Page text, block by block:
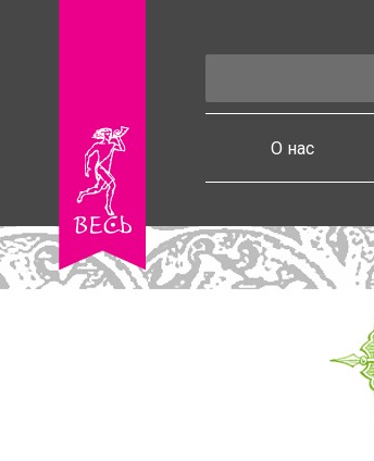
О нас